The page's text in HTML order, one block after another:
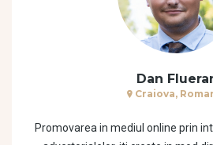
Dan
Craiova,
Promovarea in mediul online prin